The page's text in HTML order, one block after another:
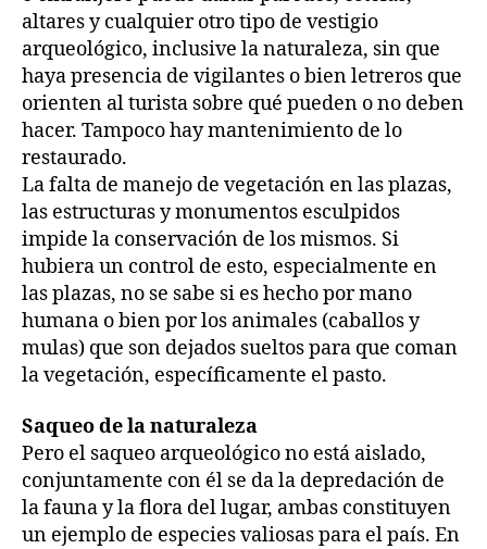
altares y cualquier otro tipo de vestigio
arqueológico, inclusive la naturaleza, sin que
haya presencia de vigilantes o bien letreros que
orienten al turista sobre qué pueden o no deben
hacer. Tampoco hay mantenimiento de lo
restaurado.
La falta de manejo de vegetación en las plazas,
las estructuras y monumentos esculpidos
impide la conservación de los mismos. Si
hubiera un control de esto, especialmente en
las plazas, no se sabe si es hecho por mano
humana o bien por los animales (caballos y
mulas) que son dejados sueltos para que coman
la vegetación, específicamente el pasto.
Saqueo de la naturaleza
Pero el saqueo arqueológico no está aislado,
conjuntamente con él se da la depredación de
la fauna y la flora del lugar, ambas constituyen
un ejemplo de especies valiosas para el país. En